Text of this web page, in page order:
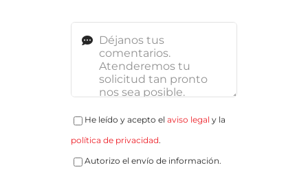
He leído y acepto elaviso legal y la
política de privacidad.
Autorizo el envío de información.